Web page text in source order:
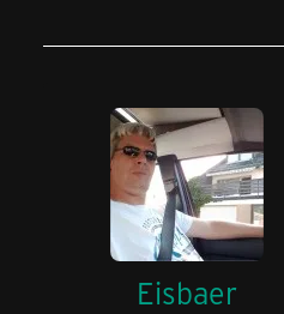
Eisbaer